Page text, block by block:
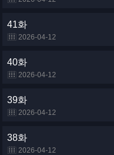
41화
2026-04-12
40화
2026-04-12
39화
2026-04-12
38화
2026-04-12